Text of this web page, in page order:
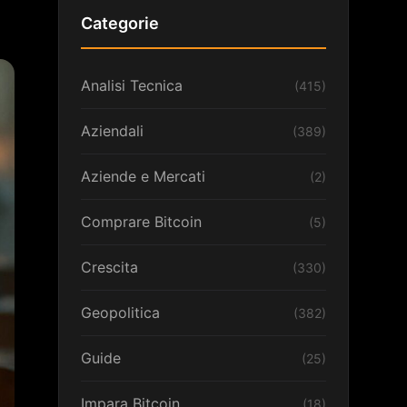
Categorie
Analisi Tecnica (415)
Aziendali (389)
Aziende e Mercati (2)
Comprare Bitcoin (5)
Crescita (330)
Geopolitica (382)
Guide (25)
Impara Bitcoin (18)